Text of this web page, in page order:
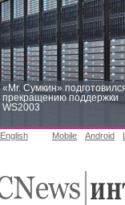
«Mr. Сумкин»
прекращению поддержки
WS2003
English Mobile Android